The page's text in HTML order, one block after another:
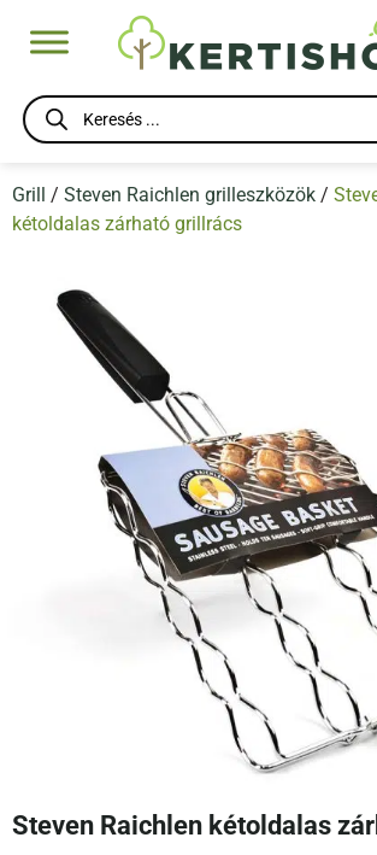
Products
search
Grill / Steven Raichlen grilleszközök /
kétoldalas zárható grillrács
Steven Raichlen kétoldalas